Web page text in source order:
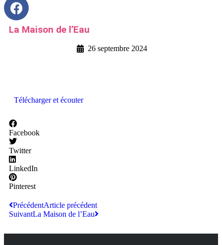
La Maison de l’Eau
26 septembre 2024
Télécharger et écouter
Facebook
Twitter
LinkedIn
Pinterest
PrécédentArticle précédent
SuivantLa Maison de l’Eau